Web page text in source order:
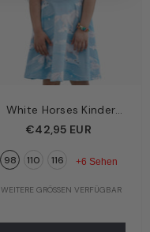
White Horses Kinder
Kleid Hellblau – Weiße
GOTS | Walkiddy
€42,95 EUR
98 110 116 +6 Sehen
WEITERE GRÖSSEN VERFÜGBAR